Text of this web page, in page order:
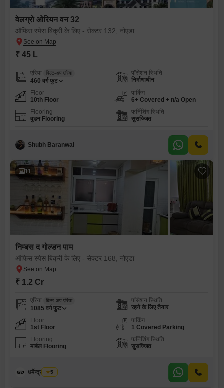
वेलग्रो ओरियन वन 32
ऑफिस स्पेस बिक्री के लिए - सेक्टर 132, नोएडा
₹ 45 L
एरिया बिल्ट-अप एरिया
460 वर्ग फुट
पॉसेशन स्थिति
निर्माणाधीन
Floor
10th Floor
पार्किंग
6+ Covered + n/a Open
Flooring
वुडन Flooring
फर्निशिंग स्थिति
सुसज्जित
Shubh Baranwal
11
निम्बस द गोल्डन पाम
ऑफिस स्पेस बिक्री के लिए - सेक्टर 168, नोएडा
₹ 1.2 Cr
एरिया बिल्ट-अप एरिया
1085 वर्ग फुट
पॉसेशन स्थिति
रहने के लिए तैयार
Floor
1st Floor
पार्किंग
1 Covered Parking
Flooring
मार्बल Flooring
फर्निशिंग स्थिति
सुसज्जित
धर्मेन्द्र राजपूत
5